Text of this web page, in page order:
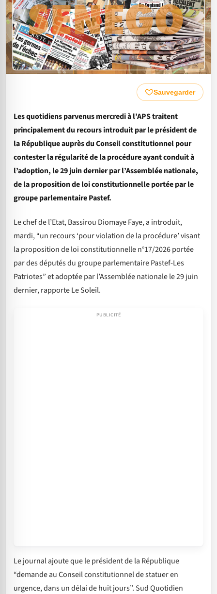
Sauvegarder
Les quotidiens parvenus mercredi à l’APS traitent
principalement du recours introduit par le président de
la République auprès du Conseil constitutionnel pour
contester la régularité de la procédure ayant conduit à
l’adoption, le 29 juin dernier par l’Assemblée nationale,
de la proposition de loi constitutionnelle portée par le
groupe parlementaire Pastef.
Le chef de l’Etat, Bassirou Diomaye Faye, a introduit,
mardi, “un recours ‘pour violation de la procédure’ visant
la proposition de loi constitutionnelle n°17/2026 portée
par des députés du groupe parlementaire Pastef-Les
Patriotes” et adoptée par l’Assemblée nationale le 29 juin
dernier, rapporte Le Soleil.
Le journal ajoute que le président de la République
“demande au Conseil constitutionnel de statuer en
urgence, dans un délai de huit jours”. Sud Quotidien